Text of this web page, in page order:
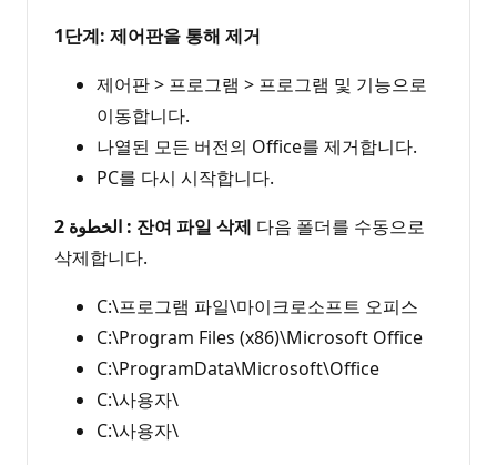
1단계: 제어판을 통해 제거
제어판 > 프로그램 > 프로그램 및 기능으로
이동합니다.
나열된 모든 버전의 Office를 제거합니다.
PC를 다시 시작합니다.
الخطوة 2 : 잔여 파일 삭제 다음 폴더를 수동으로
삭제합니다.
C:\프로그램 파일\마이크로소프트 오피스
C:\Program Files (x86)\Microsoft Office
C:\ProgramData\Microsoft\Office
C:\사용자\
C:\사용자\